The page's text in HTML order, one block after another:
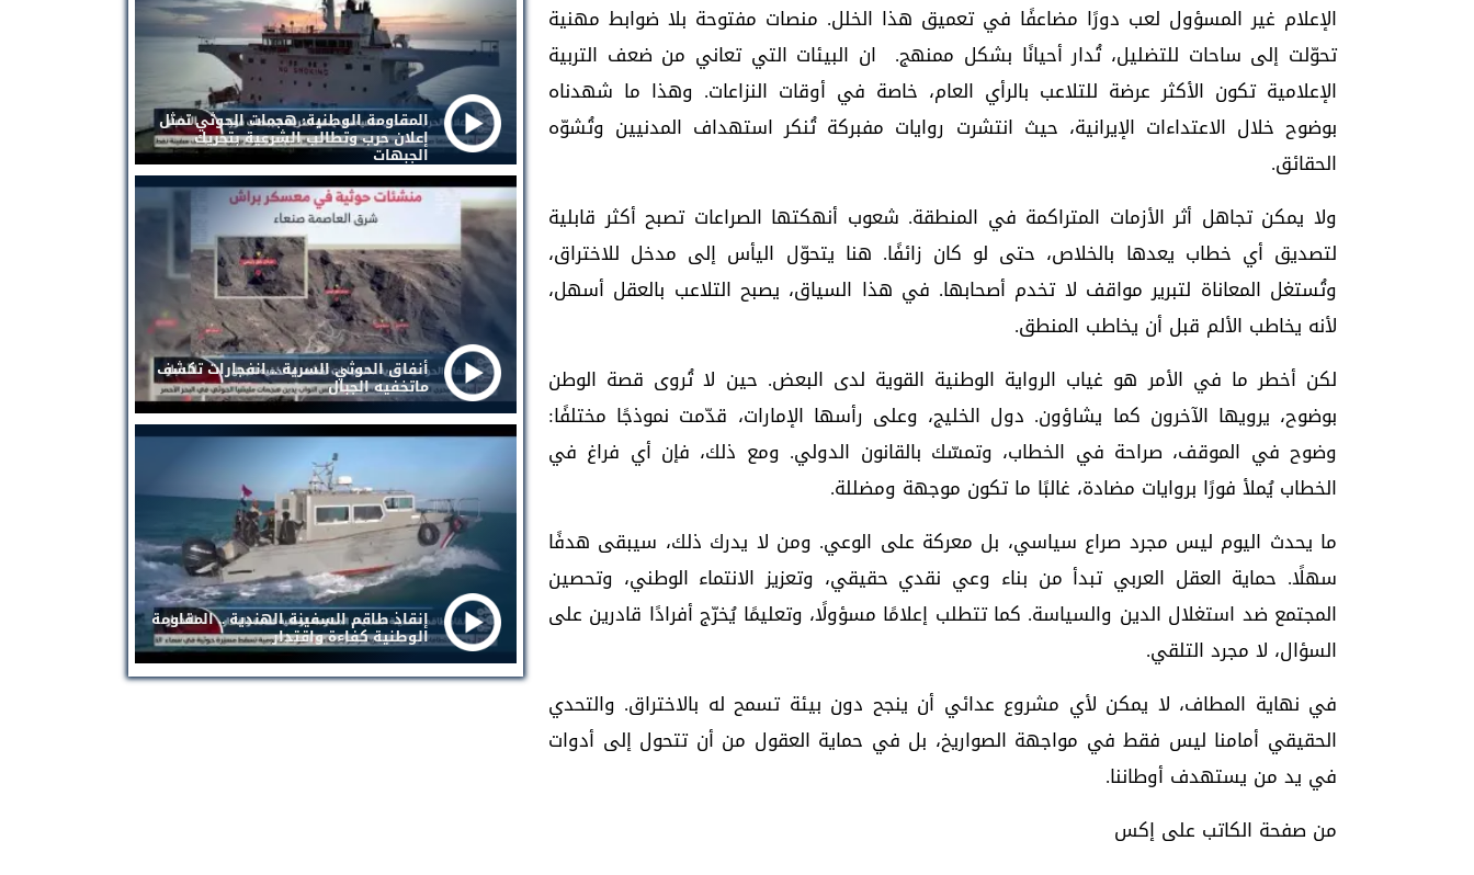
الإعلام غير المسؤول لعب دورًا مضاعفًا في تعميق هذا الخلل. منصات مفتوحة بلا ضوابط مهنية
تحوّلت إلى ساحات للتضليل، تُدار أحيانًا بشكل ممنهج. ان البيئات التي تعاني من ضعف التربية
الإعلامية تكون الأكثر عرضة للتلاعب بالرأي العام، خاصة في أوقات النزاعات. وهذا ما شهدناه
بوضوح خلال الاعتداءات الإيرانية، حيث انتشرت روايات مفبركة تُنكر استهداف المدنيين وتُشوّه
الحقائق.
ولا يمكن تجاهل أثر الأزمات المتراكمة في المنطقة. شعوب أنهكتها الصراعات تصبح أكثر قابلية
لتصديق أي خطاب يعدها بالخلاص، حتى لو كان زائفًا. هنا يتحوّل اليأس إلى مدخل للاختراق،
وتُستغل المعاناة لتبرير مواقف لا تخدم أصحابها. في هذا السياق، يصبح التلاعب بالعقل أسهل،
لأنه يخاطب الألم قبل أن يخاطب المنطق.
لكن أخطر ما في الأمر هو غياب الرواية الوطنية القوية لدى البعض. حين لا تُروى قصة الوطن
بوضوح، يرويها الآخرون كما يشاؤون. دول الخليج، وعلى رأسها الإمارات، قدّمت نموذجًا مختلفًا:
وضوح في الموقف، صراحة في الخطاب، وتمسّك بالقانون الدولي. ومع ذلك، فإن أي فراغ في
الخطاب يُملأ فورًا بروايات مضادة، غالبًا ما تكون موجهة ومضللة.
ما يحدث اليوم ليس مجرد صراع سياسي، بل معركة على الوعي. ومن لا يدرك ذلك، سيبقى هدفًا
سهلًا. حماية العقل العربي تبدأ من بناء وعي نقدي حقيقي، وتعزيز الانتماء الوطني، وتحصين
المجتمع ضد استغلال الدين والسياسة. كما تتطلب إعلامًا مسؤولًا، وتعليمًا يُخرّج أفرادًا قادرين على
السؤال، لا مجرد التلقي.
في نهاية المطاف، لا يمكن لأي مشروع عدائي أن ينجح دون بيئة تسمح له بالاختراق. والتحدي
الحقيقي أمامنا ليس فقط في مواجهة الصواريخ، بل في حماية العقول من أن تتحول إلى أدوات
في يد من يستهدف أوطاننا.
من صفحة الكاتب على إكس
المقاومة الوطنية: هجمات الحوثي تمثل
إعلان حرب وتطالب الشرعية بتحريك
الجبهات
أنفاق الحوثي السرية .. انفجارات تكشف
ماتخفيه الجبال
إنقاذ طاقم السفينة الهندية .. المقاومة
الوطنية كفاءة واقتدار